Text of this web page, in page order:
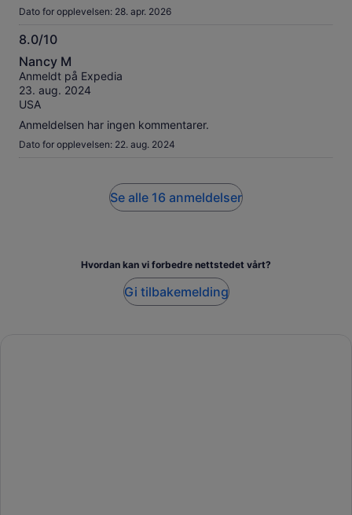
Dato for opplevelsen: 28. apr. 2026
8.0/10
8.0
av
10
Nancy M
Anmeldt på Expedia
23. aug. 2024
USA
Anmeldelsen har ingen kommentarer.
Dato for opplevelsen: 22. aug. 2024
Se alle 16 anmeldelser
Hvordan kan vi forbedre nettstedet vårt?
Gi tilbakemelding